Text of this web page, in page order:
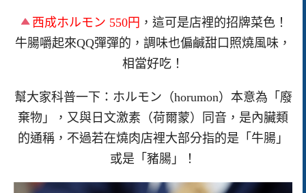
西成ホルモン 550円 ，這可是店裡的招牌菜色！
牛腸嚼起來QQ彈彈的，調味也偏鹹甜口照燒風味，
相當好吃！
幫大家科普一下：ホルモン（horumon）本意為「廢
棄物」，又與日文激素（荷爾蒙）同音，是內臟類
的通稱，不過若在燒肉店裡大部分指的是「牛腸」
或是「豬腸」！